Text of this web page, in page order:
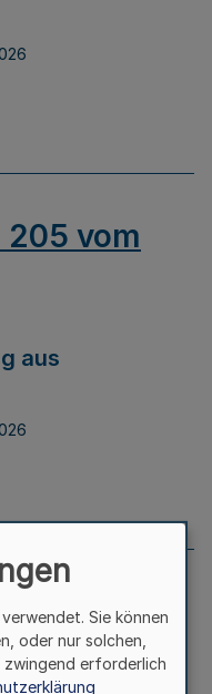
205 vom
aus
204 vom
Sie können
oder nur solchen,
erforderlich